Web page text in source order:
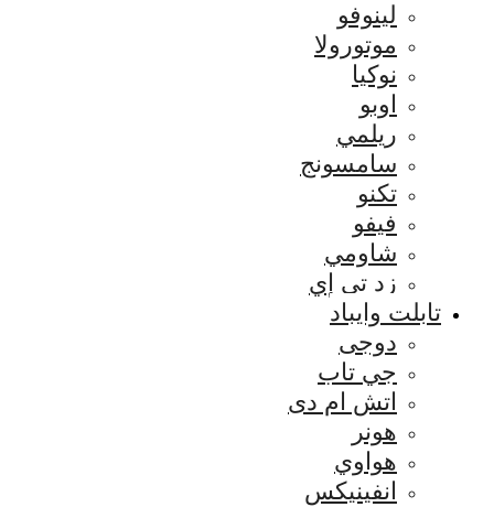
لينوفو
موتورولا
نوكيا
اوبو
ريلمي
سامسونج
تكنو
فيفو
شاومي
زد تي إي
تابلت وايباد
دوجى
جي تاب
اتش ام دى
هونر
هواوي
انفينيكس